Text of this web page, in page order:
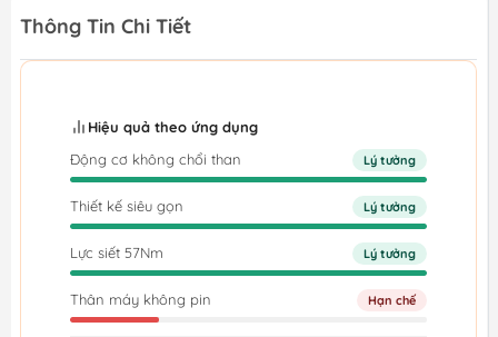
Thông Tin Chi Tiết
Hiệu quả theo ứng dụng
Động cơ không chổi than
Lý tưởng
Thiết kế siêu gọn Lý tưởng
Lực siết 57Nm Lý tưởng
Thân máy không pin Hạn chế